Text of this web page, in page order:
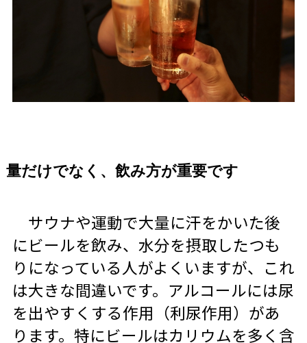
量だけでなく、飲み方が重要です
サウナや運動で大量に汗をかいた後
にビールを飲み、水分を摂取したつも
りになっている人がよくいますが、これ
は大きな間違いです。アルコールには尿
を出やすくする作用（利尿作用）があ
ります。特にビールはカリウムを多く含